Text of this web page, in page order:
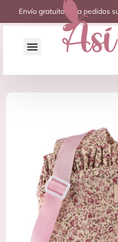
Envío gratuito para pedidos